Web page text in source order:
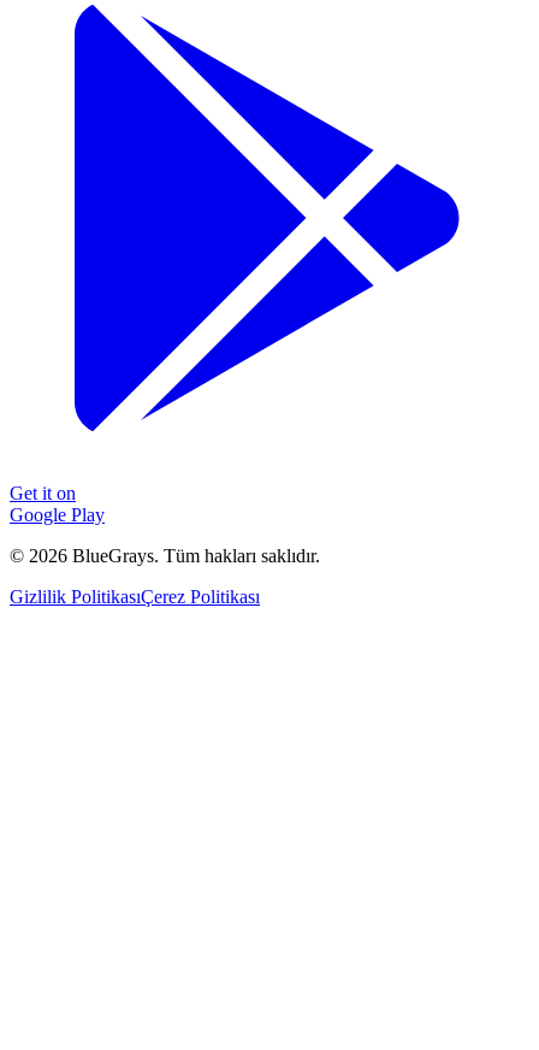
Get it on
Google Play
© 2026 BlueGrays. Tüm hakları saklıdır.
Gizlilik PolitikasıÇerez Politikası